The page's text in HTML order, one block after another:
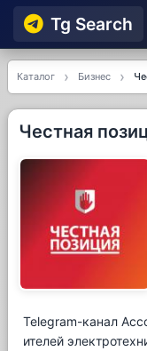
Tg Searсh
Каталог Бизнес
Честная
Telegram-канал
ителей